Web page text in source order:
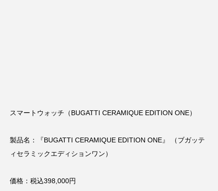
スマートウォッチ（BUGATTI CERAMIQUE EDITION ONE）
製品名：『BUGATTI CERAMIQUE EDITION ONE』 （ブガッテ
ィセラミックエディションワン）
価格：税込398,000円